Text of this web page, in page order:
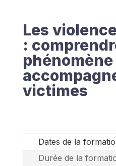
Les
:
victimes
Dates de la
Durée de la